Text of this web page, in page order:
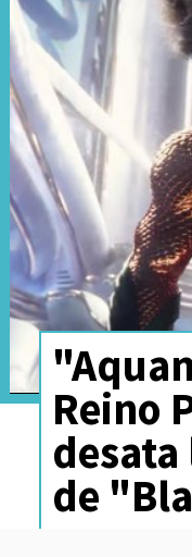
Reviews
Cultura Pop
Streaming
Síguenos:
Reino
desata
de